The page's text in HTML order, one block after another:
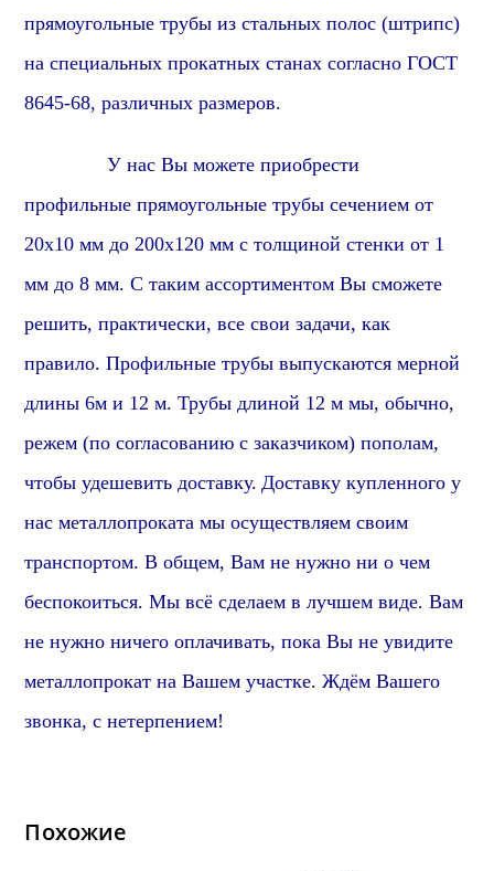
прямоугольные трубы из стальных полос (штрипс)
на специальных прокатных станах согласно ГОСТ
8645-68, различных размеров.
У нас Вы можете приобрести
профильные прямоугольные трубы сечением от
20х10 мм до 200х120 мм с толщиной стенки от 1
мм до 8 мм. С таким ассортиментом Вы сможете
решить, практически, все свои задачи, как
правило. Профильные трубы выпускаются мерной
длины 6м и 12 м. Трубы длиной 12 м мы, обычно,
режем (по согласованию с заказчиком) пополам,
чтобы удешевить доставку. Доставку купленного у
нас металлопроката мы осуществляем своим
транспортом. В общем, Вам не нужно ни о чем
беспокоиться. Мы всё сделаем в лучшем виде. Вам
не нужно ничего оплачивать, пока Вы не увидите
металлопрокат на Вашем участке. Ждём Вашего
звонка, с нетерпением!
Похожие